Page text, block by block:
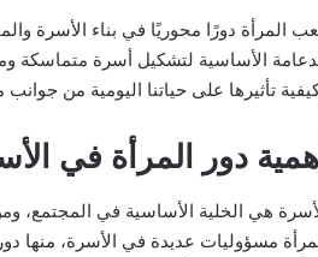
المرأة دورًا محوريًا في بناء الأسرة
الأساسية لتشكيل أسرة متماسكة
تأثيرها على حياتنا اليومية من جوانب
دور المرأة في
هي الخلية الأساسية في المجتمع،
مسؤوليات عديدة في الأسرة، منها